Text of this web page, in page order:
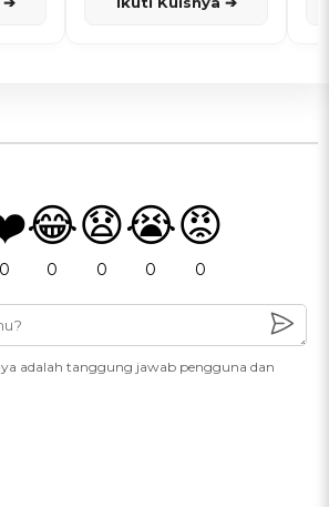
0
😂
0
😧
0
😭
0
😡
0
adalah tanggung jawab pengguna dan